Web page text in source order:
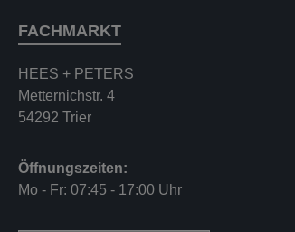
FACHMARKT
HEES + PETERS
Metternichstr. 4
54292 Trier
Öffnungszeiten:
Mo - Fr: 07:45 - 17:00 Uhr